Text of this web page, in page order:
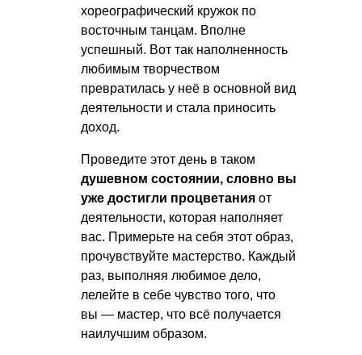
хореографический кружок по
восточным танцам. Вполне
успешный. Вот так наполненность
любимым творчеством
превратилась у неё в основной вид
деятельности и стала приносить
доход.
Проведите этот день в таком
душевном состоянии, словно вы
уже достигли процветания от
деятельности, которая наполняет
вас. Примерьте на себя этот образ,
прочувствуйте мастерство. Каждый
раз, выполняя любимое дело,
лелейте в себе чувство того, что
вы — мастер, что всё получается
наилучшим образом.